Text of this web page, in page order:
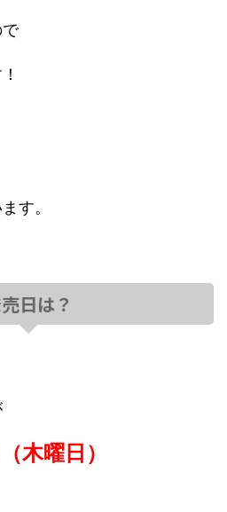
す。
日は？
木曜日）